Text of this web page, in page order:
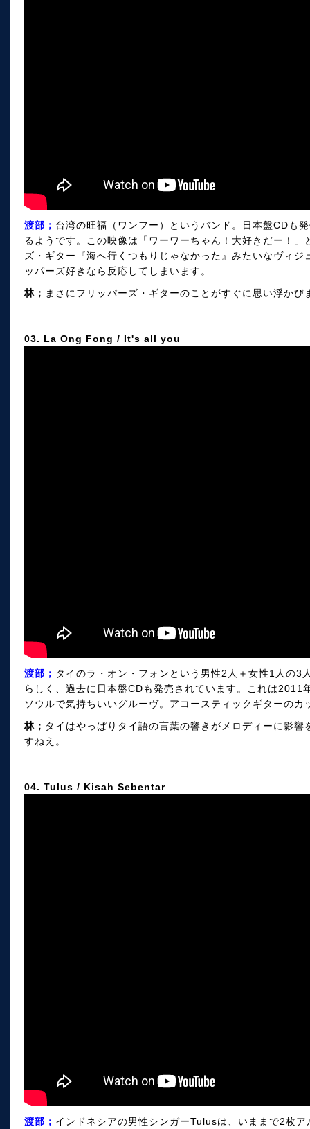
渡部； 台湾の旺福（ワンフー）というバンド。日本盤CDも
るようです。この映像は「ワーワーちゃん！大好きだー！
ズ・ギター『海へ行くつもりじゃなかった』みたいなヴィ
ッパーズ好きなら反応してしまいます。
林； まさにフリッパーズ・ギターのことがすぐに思い浮か
03. La Ong Fong / It's all you
渡部； タイのラ・オン・フォンという男性2人＋女性1人の3
らしく、過去に日本盤CDも発売されています。これは2011
ソウルで気持ちいいグルーヴ。アコースティックギターの
林； タイはやっぱりタイ語の言葉の響きがメロディーに影
すねえ。
04. Tulus / Kisah Sebentar
渡部； インドネシアの男性シンガーTulusは、いままで2枚